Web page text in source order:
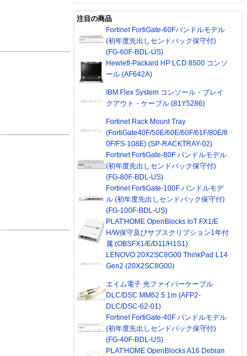
注目の商品
Fortinet FortiGate-60Fバンドルモデル
(初年度先出しセンドバック保守付)
(FG-60F-BDL-US)
Hewlett-Packard HP LCD 8500 コンソ
ール (AF642A)
IBM Flex System コンソール・ブレイ
クアウト・ケーブル (81Y5286)
Fortinet Rack Mount Tray
(FortiGate40F/50E/60E/60F/61F/80E/8
0F/FS-108E) (SP-RACKTRAY-02)
Fortinet FortiGate-80F バンドルモデル
(初年度先出しセンドバック保守付)
(FG-80F-BDL-US)
Fortinet FortiGate-100F バンドルモデ
ル (初年度先出しセンドバック保守付)
(FG-100F-BDL-US)
PLAT'HOME OpenBlocks IoT FX1/E
H/W保守及びサブスクリプション1年付
属 (OBSFX1/E/D11/H1S1)
LENOVO 20X2SC8G00 ThinkPad L14
Gen2 (20X2SC8G00)
エイム電子 光ファイバーケーブル
DLC/DSC MM62.5 1m (AFP2-
DLC/DSC-62-01)
Fortinet FortiGate-40F バンドルモデル
(初年度先出しセンドバック保守付)
(FG-40F-BDL-US)
PLAT'HOME OpenBlocks A16 Debian